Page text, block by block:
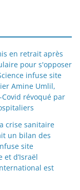
en retrait après
pour s'opposer
infuse site
Amine Umlil,
révoqué par
crise sanitaire
un bilan des
site
et d’Israël
est